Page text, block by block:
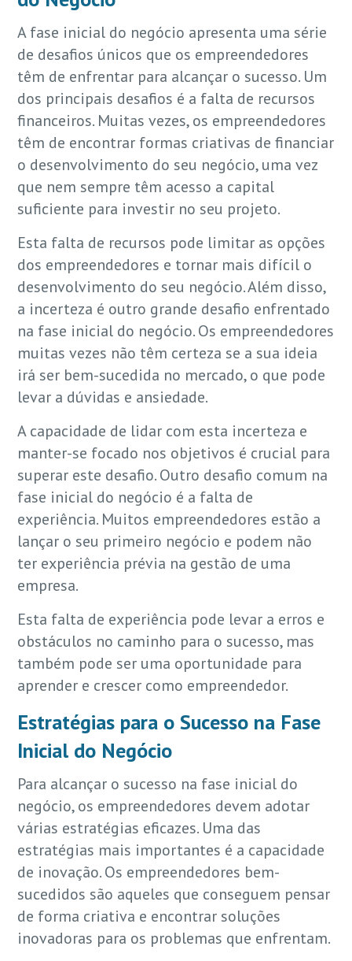
A fase inicial do negócio apresenta uma série
de desafios únicos que os empreendedores
têm de enfrentar para alcançar o sucesso. Um
dos principais desafios é a falta de recursos
financeiros. Muitas vezes, os empreendedores
têm de encontrar formas criativas de financiar
o desenvolvimento do seu negócio, uma vez
que nem sempre têm acesso a capital
suficiente para investir no seu projeto.
Esta falta de recursos pode limitar as opções
dos empreendedores e tornar mais difícil o
desenvolvimento do seu negócio. Além disso,
a incerteza é outro grande desafio enfrentado
na fase inicial do negócio. Os empreendedores
muitas vezes não têm certeza se a sua ideia
irá ser bem-sucedida no mercado, o que pode
levar a dúvidas e ansiedade.
A capacidade de lidar com esta incerteza e
manter-se focado nos objetivos é crucial para
superar este desafio. Outro desafio comum na
fase inicial do negócio é a falta de
experiência. Muitos empreendedores estão a
lançar o seu primeiro negócio e podem não
ter experiência prévia na gestão de uma
empresa.
Esta falta de experiência pode levar a erros e
obstáculos no caminho para o sucesso, mas
também pode ser uma oportunidade para
aprender e crescer como empreendedor.
Estratégias para o Sucesso na Fase
Inicial do Negócio
Para alcançar o sucesso na fase inicial do
negócio, os empreendedores devem adotar
várias estratégias eficazes. Uma das
estratégias mais importantes é a capacidade
de inovação. Os empreendedores bem-
sucedidos são aqueles que conseguem pensar
de forma criativa e encontrar soluções
inovadoras para os problemas que enfrentam.